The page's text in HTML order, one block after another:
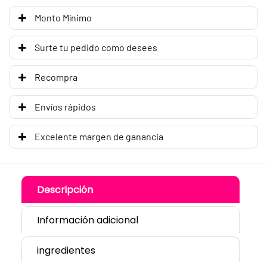
Monto Mínimo
Surte tu pedido como desees
Recompra
Envíos rápidos
Excelente margen de ganancia
Descripción
Información adicional
ingredientes